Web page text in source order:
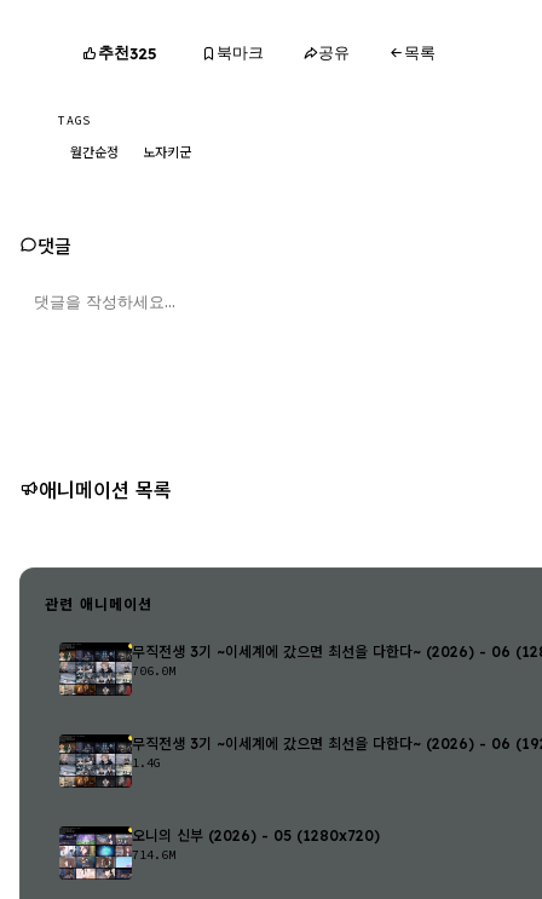
추천325 북마크 공유 목록
TAGS
월간순정 노자키군
댓글
애니메이션 목록
관련 애니메이션
무직전생 3기 ~이세계에 갔으면 최선을 다한다~ (2026) - 06
706.0M
무직전생 3기 ~이세계에 갔으면 최선을 다한다~ (2026) - 06
1.4G
오니의 신부 (2026) - 05 (1280x720)
714.6M